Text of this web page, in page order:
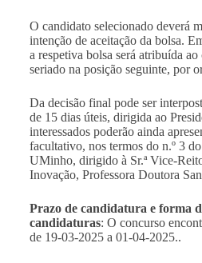
O candidato selecionado deverá
intenção de aceitação da bolsa.
a respetiva bolsa será atribuída
seriado na posição seguinte, por
Da decisão final pode ser
de 15 dias úteis, dirigida ao
interessados poderão ainda
facultativo, nos termos do n.º 3
UMinho, dirigido à Sr.ª Vice-
Inovação, Professora Doutora
Prazo de candidatura e forma
candidaturas: O concurso
de 19-03-2025 a 01-04-2025..